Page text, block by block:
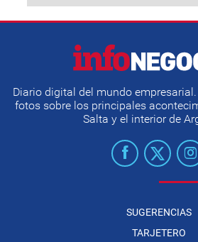
Diario digital del mundo
fotos sobre los principales
Salta y el interior de
SUGERENCIAS
TARJETERO